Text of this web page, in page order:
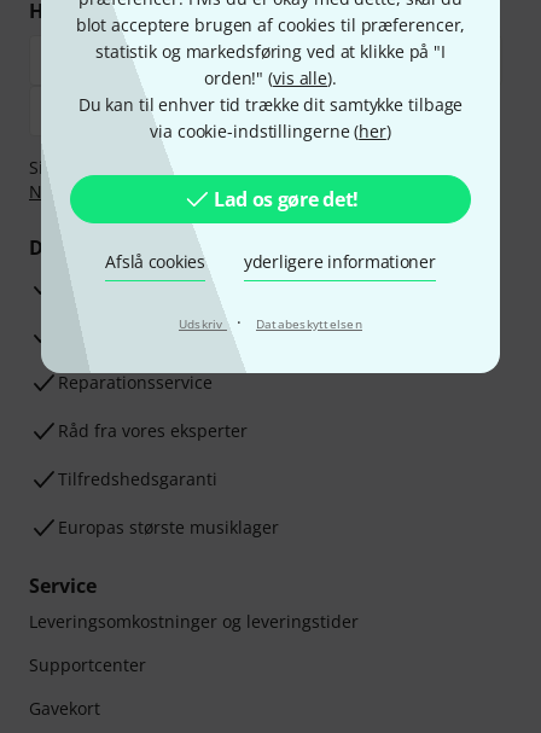
blot acceptere brugen af cookies til præferencer,
statistik og markedsføring ved at klikke på "I
orden!" (vis alle).
Du kan til enhver tid trække dit samtykke tilbage
via cookie-indstillingerne (her)
Lad os gøre det!
Afslå cookies yderligere informationer
Udskriv · Databeskyttelsen
Handl og betal sikkert
Sikker betaling med Bankoverførsel, PayPal,
Nu
Klarna betaling i ratereller Kreditkort.
Dine fordele
3 års Thomann Garanti
30 dages money back garanti
Reparationsservice
Råd fra vores eksperter
Tilfredshedsgaranti
Europas største musiklager
Service
Leveringsomkostninger og leveringstider
Supportcenter
Gavekort